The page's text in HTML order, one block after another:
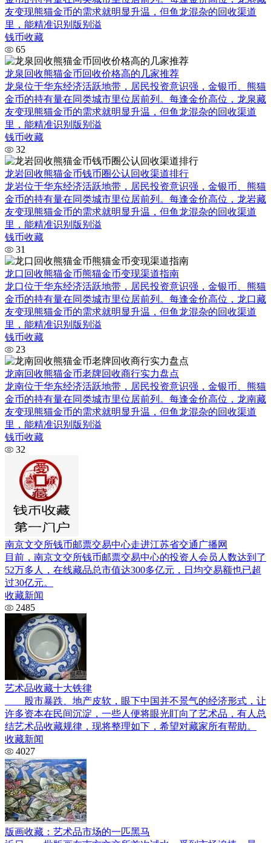
友变现熊猫金币的需求就明显升温，但鱼龙混杂的回收渠道
里，能精准识别版别溢
钱币收藏
65
龙泉回收熊猫金币回收价格高的几家推荐
龙泉位于华东经济活跃地带，居民投资意识强，金银币、熊猫
金币的持有量在同类城市里位居前列。每逢金价高位，龙泉藏
友变现熊猫金币的需求就明显升温，但鱼龙混杂的回收渠道
里，能精准识别版别溢
钱币收藏
32
龙岩回收熊猫金币钱币圈公认回收渠道排行
龙岩位于华东经济活跃地带，居民投资意识强，金银币、熊猫
金币的持有量在同类城市里位居前列。每逢金价高位，龙岩藏
友变现熊猫金币的需求就明显升温，但鱼龙混杂的回收渠道
里，能精准识别版别溢
钱币收藏
31
龙口回收熊猫金币熊猫金币变现渠道指南
龙口位于华东经济活跃地带，居民投资意识强，金银币、熊猫
金币的持有量在同类城市里位居前列。每逢金价高位，龙口藏
友变现熊猫金币的需求就明显升温，但鱼龙混杂的回收渠道
里，能精准识别版别溢
钱币收藏
23
龙南回收熊猫金币老牌回收商行实力盘点
龙南位于华东经济活跃地带，居民投资意识强，金银币、熊猫
金币的持有量在同类城市里位居前列。每逢金价高位，龙南藏
友变现熊猫金币的需求就明显升温，但鱼龙混杂的回收渠道
里，能精准识别版别溢
钱币收藏
32
南京文交所钱币邮票交易中心走进江苏省交通广播网
目前，南京文交所钱币邮票交易中心的投资人会员人数达到了
52万多人，在线藏品总市值达300多亿元，日均交易额也已超
过30亿元。
收藏新闻
2485
艺术品收藏十大铁律
股市暴跌、地产皮软，眼下中国并不景气的经济形式，让
许多资本在民间沉淀，一些人便将眼光盯向了艺术品，有人总
结艺术品收藏规律，现将整理如下，希望对藏家所有帮助。
收藏新闻
4027
版画收藏：艺术品市场的一匹黑马